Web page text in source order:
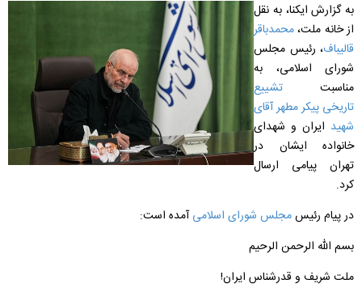
به گزارش ایکنا، به نقل
از خانه ملت،محمدباقر
قالیباف، رئیس مجلس
شورای اسلامی، به
مناسبت تشییع
تاریخی پیکر مطهر آقای
شهید ایران و شهدای
خانواده ایشان در
تهران پیامی ارسال
کرد.
در پیام رئیسمجلس شورای اسلامیآمده است:
بسم‌ الله‌ الرحمن‌ الرحیم
ملت شریف و قدرشناس ایران!